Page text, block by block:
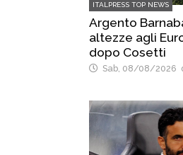
ITALPRESS TOP NEWS
Argento
altezze agli
dopo Cosetti
Sab, 08/08/2026